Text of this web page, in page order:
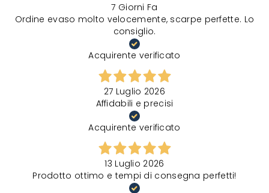
7 Giorni Fa
Ordine evaso molto velocemente, scarpe perfette. Lo
consiglio.
Acquirente verificato
27 Luglio 2026
Affidabili e precisi
Acquirente verificato
13 Luglio 2026
Prodotto ottimo e tempi di consegna perfetti!